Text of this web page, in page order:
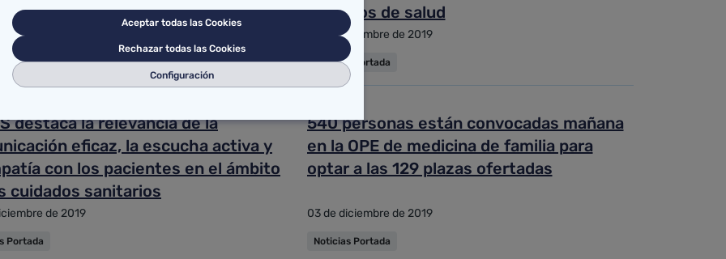
de los medicamentos
de 2019
Portada
servicios de salud
03 de diciembre de 2019
Noticias Portada
destaca la relevancia de la
eficaz, la escucha activa y
con los pacientes en el ámbito
cuidados sanitarios
de 2019
Portada
540 personas están convocadas mañana
en la OPE de medicina de familia para
optar a las 129 plazas ofertadas
03 de diciembre de 2019
Noticias Portada
Aceptar todas las Cookies
Rechazar todas las Cookies
Configuración